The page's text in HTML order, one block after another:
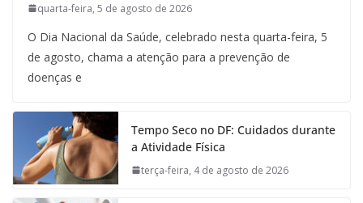
quarta-feira, 5 de agosto de 2026
O Dia Nacional da Saúde, celebrado nesta quarta-feira, 5
de agosto, chama a atenção para a prevenção de
doenças e
Tempo Seco no DF: Cuidados durante
a Atividade Física
terça-feira, 4 de agosto de 2026